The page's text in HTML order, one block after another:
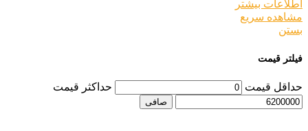
اطلاعات بیشتر
مشاهده سریع
بستن
فیلتر قیمت
حداقل قیمت حداكثر قيمت
صافی